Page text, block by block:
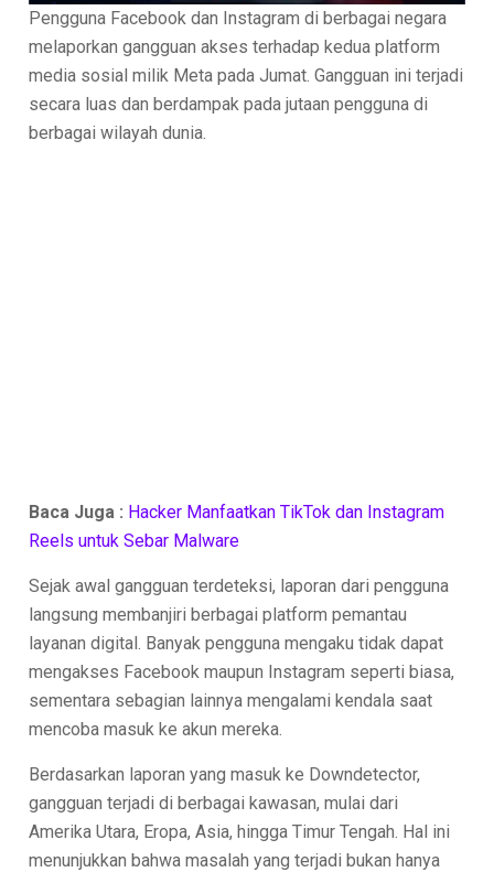
Pengguna Facebook dan Instagram di berbagai negara
melaporkan gangguan akses terhadap kedua platform
media sosial milik Meta pada Jumat. Gangguan ini terjadi
secara luas dan berdampak pada jutaan pengguna di
berbagai wilayah dunia.
Baca Juga : Hacker Manfaatkan TikTok dan Instagram
Reels untuk Sebar Malware
Sejak awal gangguan terdeteksi, laporan dari pengguna
langsung membanjiri berbagai platform pemantau
layanan digital. Banyak pengguna mengaku tidak dapat
mengakses Facebook maupun Instagram seperti biasa,
sementara sebagian lainnya mengalami kendala saat
mencoba masuk ke akun mereka.
Berdasarkan laporan yang masuk ke Downdetector,
gangguan terjadi di berbagai kawasan, mulai dari
Amerika Utara, Eropa, Asia, hingga Timur Tengah. Hal ini
menunjukkan bahwa masalah yang terjadi bukan hanya